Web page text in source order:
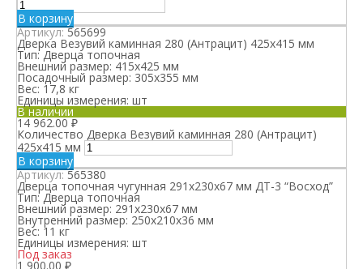
В корзину
Артикул:565699
Дверка Везувий каминная 280 (Антрацит) 425х415 мм
Тип: Дверца топочная
Внешний размер: 415x425 мм
Посадочный размер: 305x355 мм
Вес: 17,8 кг
Единицы измерения: шт
В наличии
14 962.00₽
Количество Дверка Везувий каминная 280 (Антрацит)
425х415 мм
В корзину
Артикул:565380
Дверца топочная чугунная 291x230x67 мм ДТ-3 “Восход”
Тип: Дверца топочная
Внешний размер: 291x230x67 мм
Внутренний размер: 250x210x36 мм
Вес: 11 кг
Единицы измерения: шт
Под заказ
1 900.00 ₽